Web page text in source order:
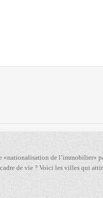
«nationalisation de l’immobilier»
de vie ? Voici les villes qui